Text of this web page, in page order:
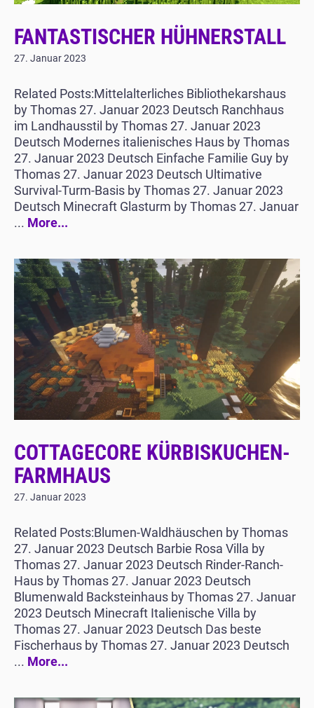
FANTASTISCHER HÜHNERSTALL
27. Januar 2023
Related Posts:Mittelalterliches Bibliothekarshaus
by Thomas 27. Januar 2023 Deutsch Ranchhaus
im Landhausstil by Thomas 27. Januar 2023
Deutsch Modernes italienisches Haus by Thomas
27. Januar 2023 Deutsch Einfache Familie Guy by
Thomas 27. Januar 2023 Deutsch Ultimative
Survival-Turm-Basis by Thomas 27. Januar 2023
Deutsch Minecraft Glasturm by Thomas 27. Januar
... More...
COTTAGECORE KÜRBISKUCHEN-
FARMHAUS
27. Januar 2023
Related Posts:Blumen-Waldhäuschen by Thomas
27. Januar 2023 Deutsch Barbie Rosa Villa by
Thomas 27. Januar 2023 Deutsch Rinder-Ranch-
Haus by Thomas 27. Januar 2023 Deutsch
Blumenwald Backsteinhaus by Thomas 27. Januar
2023 Deutsch Minecraft Italienische Villa by
Thomas 27. Januar 2023 Deutsch Das beste
Fischerhaus by Thomas 27. Januar 2023 Deutsch
... More...